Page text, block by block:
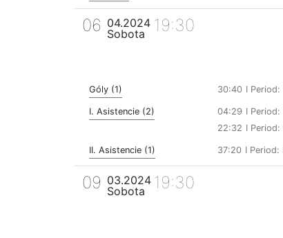
06 04.2024
Sobota
19:30
Góly (1) 30:40 I Period:
I. Asistencie (2) 04:29 I Period:
22:32 I Period:
II. Asistencie (1) 37:20 I Period:
09 03.2024
Sobota
19:30